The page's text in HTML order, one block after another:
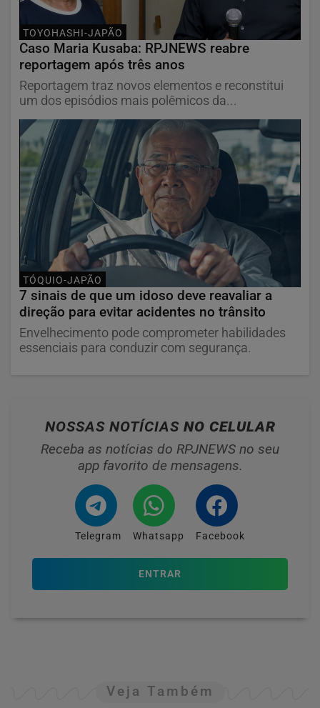
TOYOHASHI-JAPÃO
Caso Maria Kusaba: RPJNEWS reabre
reportagem após três anos
Reportagem traz novos elementos e reconstitui
um dos episódios mais polêmicos da...
TÓQUIO-JAPÃO
7 sinais de que um idoso deve reavaliar a
direção para evitar acidentes no trânsito
Envelhecimento pode comprometer habilidades
essenciais para conduzir com segurança.
NOSSAS NOTÍCIAS NO CELULAR
Receba as notícias do RPJNEWS no seu
app favorito de mensagens.
Telegram Whatsapp Facebook
ENTRAR
Veja Também